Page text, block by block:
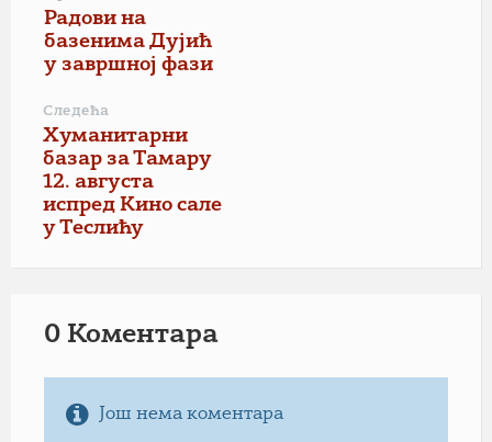
Радови на
базенима Дујић
у завршној фази
Следећа
Хуманитарни
базар за Тамару
12. августа
испред Кино сале
у Теслићу
0 Коментарa
Још нема коментара